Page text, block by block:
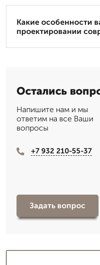
Какие особенности
проектировании
Остались
Напишите нам и мы
ответим на все Ваши
вопросы
+7 932 210-55-37
Задать вопрос